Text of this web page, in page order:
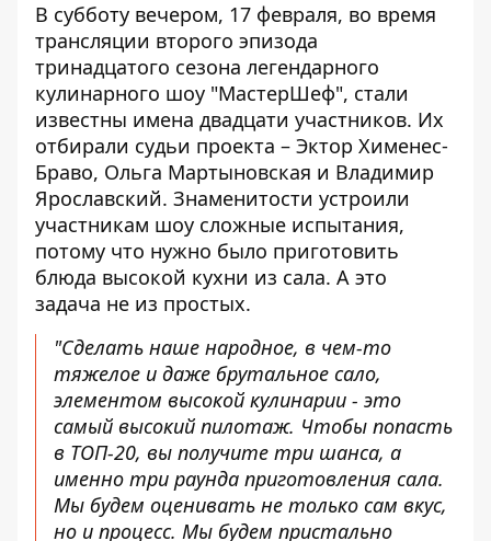
В субботу вечером, 17 февраля, во время
трансляции второго эпизода
тринадцатого сезона легендарного
кулинарного шоу "МастерШеф", стали
известны имена двадцати участников. Их
отбирали судьи проекта – Эктор Хименес-
Браво, Ольга Мартыновская и Владимир
Ярославский. Знаменитости устроили
участникам шоу сложные испытания,
потому что нужно было приготовить
блюда высокой кухни из сала. А это
задача не из простых.
"Сделать наше народное, в чем-то
тяжелое и даже брутальное сало,
элементом высокой кулинарии - это
самый высокий пилотаж. Чтобы попасть
в ТОП-20, вы получите три шанса, а
именно три раунда приготовления сала.
Мы будем оценивать не только сам вкус,
но и процесс. Мы будем пристально